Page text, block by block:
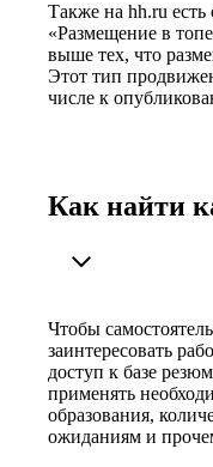
Также на hh.ru
«Размещение в
выше тех, что
Этот тип
числе к
Как найти
Чтобы
заинтересовать
доступ к базе
применять
образования,
ожиданиям и